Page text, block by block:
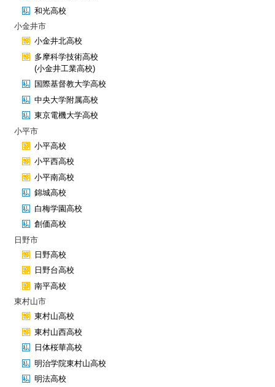
和光高校
小金井市
小金井北高校
多摩科学技術高校
(小金井工業高校)
国際基督教大学高校
中央大学附属高校
東京電機大学高校
小平市
小平高校
小平西高校
小平南高校
錦城高校
白梅学園高校
創価高校
日野市
日野高校
日野台高校
南平高校
東村山市
東村山高校
東村山西高校
日体桜華高校
明治学院東村山高校
明法高校